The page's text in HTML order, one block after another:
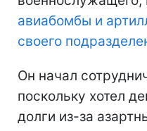
авиабомбы и
своего
Он начал
поскольку хотел
долги из-за